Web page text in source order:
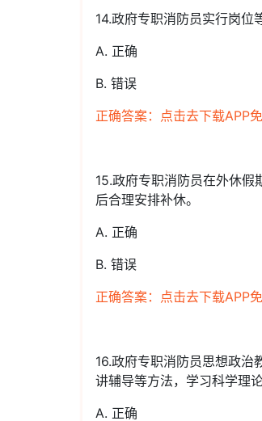
14.政府专职消防员实行岗位
A. 正确
B. 错误
正确答案：点击去下载APP
15.政府专职消防员在外休
后合理安排补休。
A. 正确
B. 错误
正确答案：点击去下载APP
16.政府专职消防员思想政
讲辅导等方法，学习科学理
A. 正确